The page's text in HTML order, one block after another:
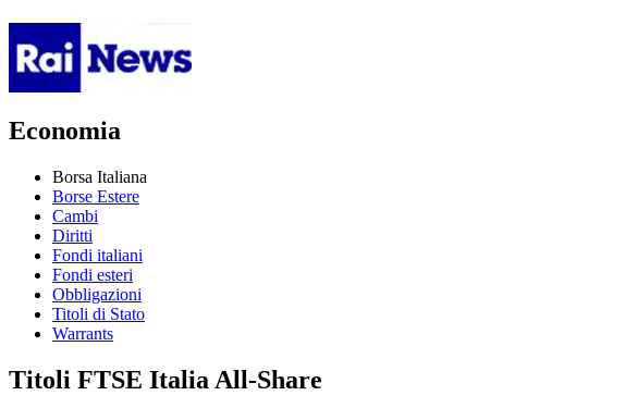
Economia
Borsa Italiana
Borse Estere
Cambi
Diritti
Fondi italiani
Fondi esteri
Obbligazioni
Titoli di Stato
Warrants
Titoli FTSE Italia All-Share